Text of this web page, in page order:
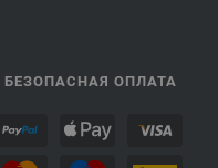
БЕЗОПАСНАЯ ОПЛАТА